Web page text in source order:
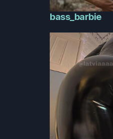
bass_barbie